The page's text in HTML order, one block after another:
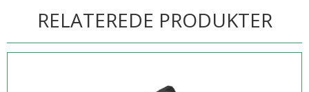
RELATEREDE PRODUKTER